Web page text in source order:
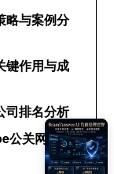
略与案例分
键作用与成
司排名分析
公关网络策